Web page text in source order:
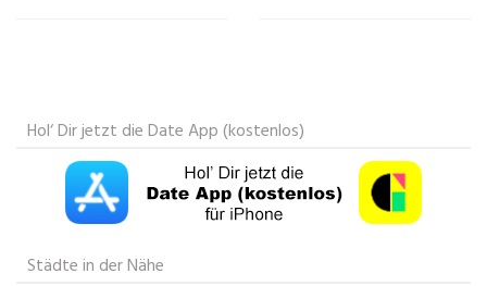
Hol‘ Dir jetzt die Date App (kostenlos)
Städte in der Nähe